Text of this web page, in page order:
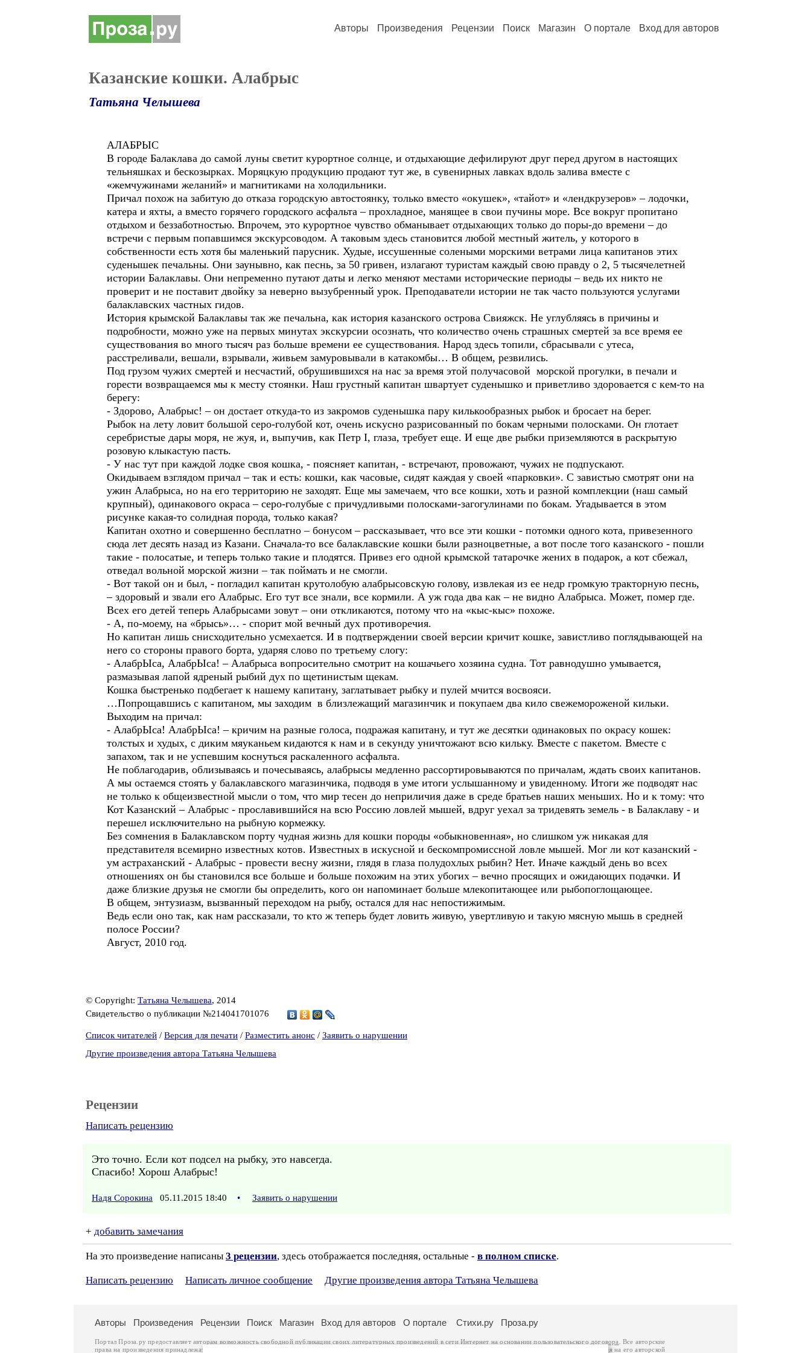
Авторы Произведения Рецензии Поиск Магазин О портале Вход для авторов
Казанские кошки. Алабрыс
Татьяна Челышева
АЛАБРЫС
В городе Балаклава до самой луны светит курортное солнце, и отдыхающие дефилируют друг перед другом в настоящих
тельняшках и бескозырках. Моряцкую продукцию продают тут же, в сувенирных лавках вдоль залива вместе с
«жемчужинами желаний» и магнитиками на холодильники.
Причал похож на забитую до отказа городскую автостоянку, только вместо «окушек», «тайот» и «лендкрузеров» – лодочки,
катера и яхты, а вместо горячего городского асфальта – прохладное, манящее в свои пучины море. Все вокруг пропитано
отдыхом и беззаботностью. Впрочем, это курортное чувство обманывает отдыхающих только до поры-до времени – до
встречи с первым попавшимся экскурсоводом. А таковым здесь становится любой местный житель, у которого в
собственности есть хотя бы маленький парусник. Худые, иссушенные солеными морскими ветрами лица капитанов этих
суденышек печальны. Они заунывно, как песнь, за 50 гривен, излагают туристам каждый свою правду о 2, 5 тысячелетней
истории Балаклавы. Они непременно путают даты и легко меняют местами исторические периоды – ведь их никто не
проверит и не поставит двойку за неверно вызубренный урок. Преподаватели истории не так часто пользуются услугами
балаклавских частных гидов.
История крымской Балаклавы так же печальна, как история казанского острова Свияжск. Не углубляясь в причины и
подробности, можно уже на первых минутах экскурсии осознать, что количество очень страшных смертей за все время ее
существования во много тысяч раз больше времени ее существования. Народ здесь топили, сбрасывали с утеса,
расстреливали, вешали, взрывали, живьем замуровывали в катакомбы… В общем, резвились.
Под грузом чужих смертей и несчастий, обрушившихся на нас за время этой получасовой морской прогулки, в печали и
горести возвращаемся мы к месту стоянки. Наш грустный капитан швартует суденышко и приветливо здоровается с кем-то на
берегу:
- Здорово, Алабрыс! – он достает откуда-то из закромов суденышка пару килькообразных рыбок и бросает на берег.
Рыбок на лету ловит большой серо-голубой кот, очень искусно разрисованный по бокам черными полосками. Он глотает
серебристые дары моря, не жуя, и, выпучив, как Петр I, глаза, требует еще. И еще две рыбки приземляются в раскрытую
розовую клыкастую пасть.
- У нас тут при каждой лодке своя кошка, - поясняет капитан, - встречают, провожают, чужих не подпускают.
Окидываем взглядом причал – так и есть: кошки, как часовые, сидят каждая у своей «парковки». С завистью смотрят они на
ужин Алабрыса, но на его территорию не заходят. Еще мы замечаем, что все кошки, хоть и разной комплекции (наш самый
крупный), одинакового окраса – серо-голубые с причудливыми полосками-загогулинами по бокам. Угадывается в этом
рисунке какая-то солидная порода, только какая?
Капитан охотно и совершенно бесплатно – бонусом – рассказывает, что все эти кошки - потомки одного кота, привезенного
сюда лет десять назад из Казани. Сначала-то все балаклавские кошки были разноцветные, а вот после того казанского - пошли
такие - полосатые, и теперь только такие и плодятся. Привез его одной крымской татарочке жених в подарок, а кот сбежал,
отведал вольной морской жизни – так поймать и не смогли.
- Вот такой он и был, - погладил капитан крутолобую алабрысовскую голову, извлекая из ее недр громкую тракторную песнь,
– здоровый и звали его Алабрыс. Его тут все знали, все кормили. А уж года два как – не видно Алабрыса. Может, помер где.
Всех его детей теперь Алабрысами зовут – они откликаются, потому что на «кыс-кыс» похоже.
- А, по-моему, на «брысь»… - спорит мой вечный дух противоречия.
Но капитан лишь снисходительно усмехается. И в подтверждении своей версии кричит кошке, завистливо поглядывающей на
него со стороны правого борта, ударяя слово по третьему слогу:
- АлабрЫса, АлабрЫса! – Алабрыса вопросительно смотрит на кошачьего хозяина судна. Тот равнодушно умывается,
размазывая лапой ядреный рыбий дух по щетинистым щекам.
Кошка быстренько подбегает к нашему капитану, заглатывает рыбку и пулей мчится восвояси.
…Попрощавшись с капитаном, мы заходим в близлежащий магазинчик и покупаем два кило свежемороженой кильки.
Выходим на причал:
- АлабрЫса! АлабрЫса! – кричим на разные голоса, подражая капитану, и тут же десятки одинаковых по окрасу кошек:
толстых и худых, с диким мяуканьем кидаются к нам и в секунду уничтожают всю кильку. Вместе с пакетом. Вместе с
запахом, так и не успевшим коснуться раскаленного асфальта.
Не поблагодарив, облизываясь и почесываясь, алабрысы медленно рассортировываются по причалам, ждать своих капитанов.
А мы остаемся стоять у балаклавского магазинчика, подводя в уме итоги услышанному и увиденному. Итоги же подводят нас
не только к общеизвестной мысли о том, что мир тесен до неприличия даже в среде братьев наших меньших. Но и к тому: что
Кот Казанский – Алабрыс - прославившийся на всю Россию ловлей мышей, вдруг уехал за тридевять земель - в Балаклаву - и
перешел исключительно на рыбную кормежку.
Без сомнения в Балаклавском порту чудная жизнь для кошки породы «обыкновенная», но слишком уж никакая для
представителя всемирно известных котов. Известных в искусной и бескомпромиссной ловле мышей. Мог ли кот казанский -
ум астраханский - Алабрыс - провести весну жизни, глядя в глаза полудохлых рыбин? Нет. Иначе каждый день во всех
отношениях он бы становился все больше и больше похожим на этих убогих – вечно просящих и ожидающих подачки. И
даже близкие друзья не смогли бы определить, кого он напоминает больше млекопитающее или рыбопоглощающее.
В общем, энтузиазм, вызванный переходом на рыбу, остался для нас непостижимым.
Ведь если оно так, как нам рассказали, то кто ж теперь будет ловить живую, увертливую и такую мясную мышь в средней
полосе России?
Август, 2010 год.
© Copyright: Татьяна Челышева, 2014
Свидетельство о публикации №214041701076
Список читателей / Версия для печати / Разместить анонс / Заявить о нарушении
Другие произведения автора Татьяна Челышева
Рецензии
Написать рецензию
Это точно. Если кот подсел на рыбку, это навсегда.
Спасибо! Хорош Алабрыс!
Надя Сорокина 05.11.2015 18:40 • Заявить о нарушении
+ добавить замечания
На это произведение написаны 3 рецензии, здесь отображается последняя, остальные - в полном списке.
Написать рецензию Написать личное сообщение Другие произведения автора Татьяна Челышева
Авторы Произведения Рецензии Поиск Магазин Вход для авторов О портале Стихи.ру Проза.ру
Портал Проза.ру предоставляет авторам возможность свободной публикации своих литературных произведений в сети Интернет на основаниипользовательского договора
. Все авторские
права на произведения принадлежат авторам и охраняются
. Перепечатка произведений возможна только с согласия его автора, к которому вы можете обратиться на его авторской